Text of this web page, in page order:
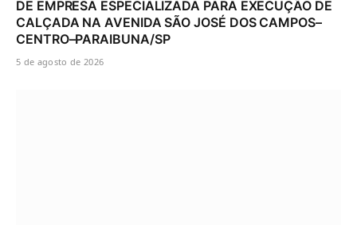
DE EMPRESA ESPECIALIZADA PARA EXECUÇÃO DE
CALÇADA NA AVENIDA SÃO JOSÉ DOS CAMPOS–
CENTRO–PARAIBUNA/SP
5 de agosto de 2026